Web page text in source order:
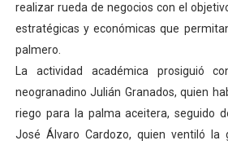
realizar rueda de negocios con el
estratégicas y económicas que
palmero.
La actividad académica prosiguió
neogranadino Julián Granados, quien
riego para la palma aceitera, seguido
José Álvaro Cardozo, quien ventiló la